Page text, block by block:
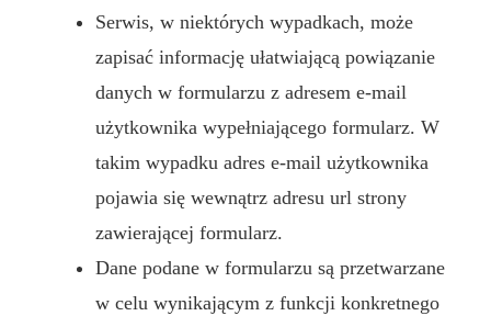
Serwis, w niektórych wypadkach, może
zapisać informację ułatwiającą powiązanie
danych w formularzu z adresem e-mail
użytkownika wypełniającego formularz. W
takim wypadku adres e-mail użytkownika
pojawia się wewnątrz adresu url strony
zawierającej formularz.
Dane podane w formularzu są przetwarzane
w celu wynikającym z funkcji konkretnego